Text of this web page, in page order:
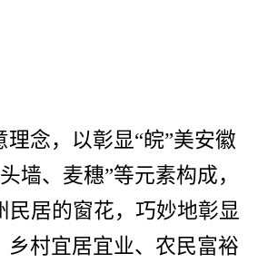
念，以彰显“皖”美安徽
墙、麦穗”等元素构成，
民居的窗花，巧妙地彰显
乡村宜居宜业、农民富裕